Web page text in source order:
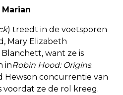
) treedt in de voetsporen
Mary Elizabeth
want ze is
inRobin Hood: Origins.
Hewson concurrentie van
voordat ze de rol kreeg.